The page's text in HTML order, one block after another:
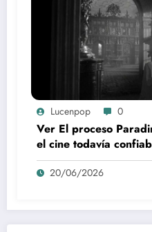
Lucenpop 0
Ver El proceso
el cine todavía
del espectador
20/06/2026